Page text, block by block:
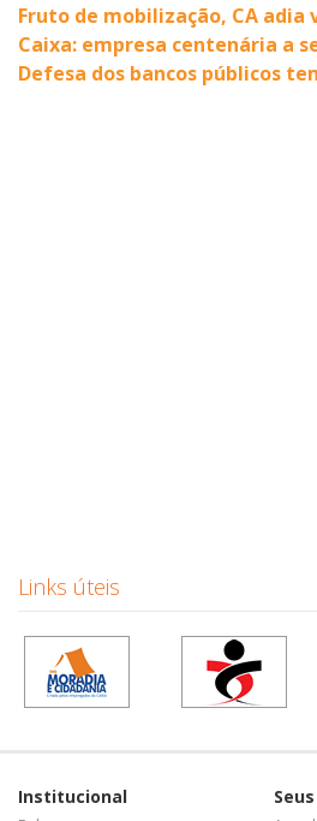
Fruto de mobilização, CA
Caixa: empresa centenária a
Defesa dos bancos públicos
Links úteis
Institucional